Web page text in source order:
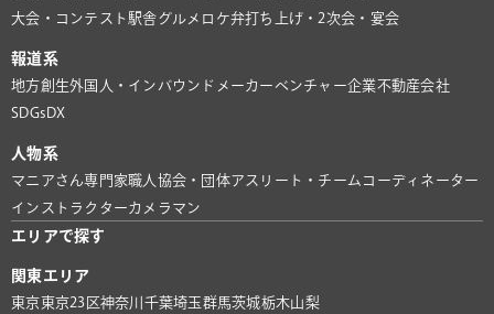
大会・コンテスト 駅舎グルメ ロケ弁打ち上げ・2次会・宴会
報道系
地方創生外国人・インバウンド メーカー ベンチャー企業不動産会社
SDGs DX
人物系
マニアさん専門家 職人 協会・団体アスリート・チーム コーディネーター
インストラクターカメラマン
エリアで探す
関東エリア
東京 東京23区神奈川 千葉埼玉群馬茨城栃木山梨